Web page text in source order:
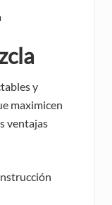
y
maximicen
ventajas